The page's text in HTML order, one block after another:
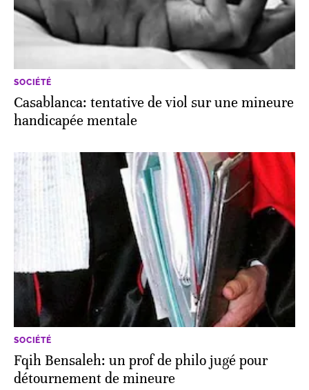
SOCIÉTÉ
Casablanca: tentative de viol sur une mineure
handicapée mentale
SOCIÉTÉ
Fqih Bensaleh: un prof de philo jugé pour
détournement de mineure